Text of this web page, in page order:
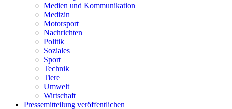
Medien und Kommunikation
Medizin
Motorsport
Nachrichten
Politik
Soziales
Sport
Technik
Tiere
Umwelt
Wirtschaft
Pressemitteilung veröffentlichen